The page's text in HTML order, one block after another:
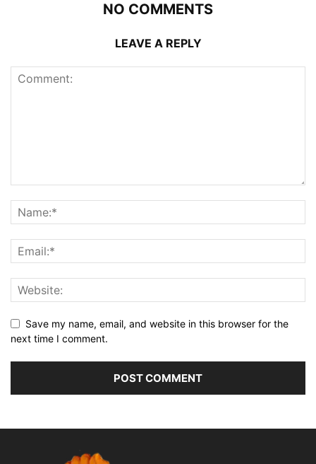
NO COMMENTS
LEAVE A REPLY
Save my name, email, and website in this browser for the
next time I comment.